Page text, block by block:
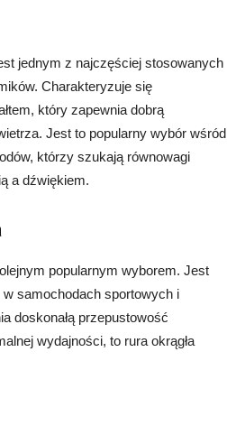
jednym z najczęściej stosowanych
Charakteryzuje się
który zapewnia dobrą
Jest to popularny wybór wśród
którzy szukają równowagi
a dźwiękiem.
popularnym wyborem. Jest
w samochodach sportowych i
doskonałą przepustowość
wydajności, to rura okrągła